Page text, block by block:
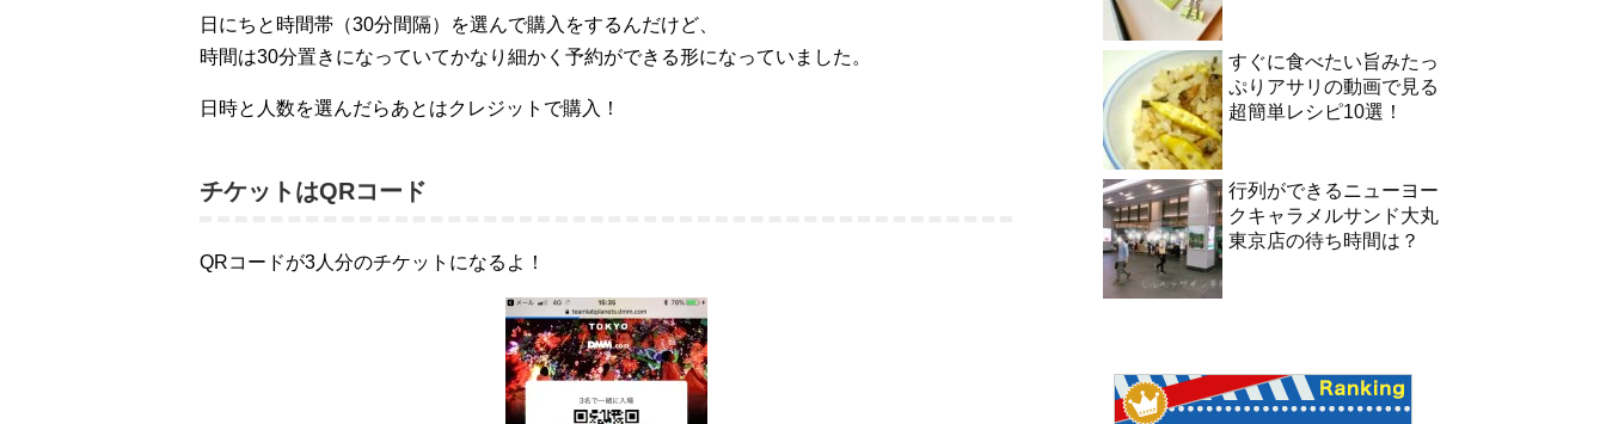
日にちと時間帯（30分間隔）を選んで購入をするんだけど、
時間は30分置きになっていてかなり細かく予約ができる形になっていました。
日時と人数を選んだらあとはクレジットで購入！
チケットはQRコード
QRコードが3人分のチケットになるよ！
すぐに食べたい旨みたっ
ぷりアサリの動画で見る
超簡単レシピ10選！
行列ができるニューヨー
クキャラメルサンド大丸
東京店の待ち時間は？